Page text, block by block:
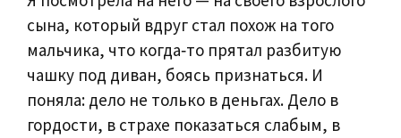
сына, который вдруг стал похож на того
мальчика, что когда‑то прятал разбитую
чашку под диван, боясь признаться. И
поняла: дело не только в деньгах. Дело в
гордости, в страхе показаться слабым, в